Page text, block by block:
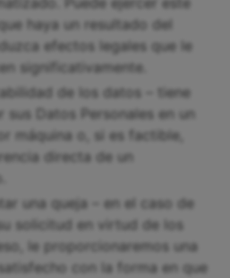
haya un resultado del
efectos legales que le
significativamente.
de los datos – tiene
sus Datos Personales en un
máquina o, si es factible,
directa de un
una queja – en el caso de
solicitud en virtud de los
le proporcionaremos una
con la forma en que